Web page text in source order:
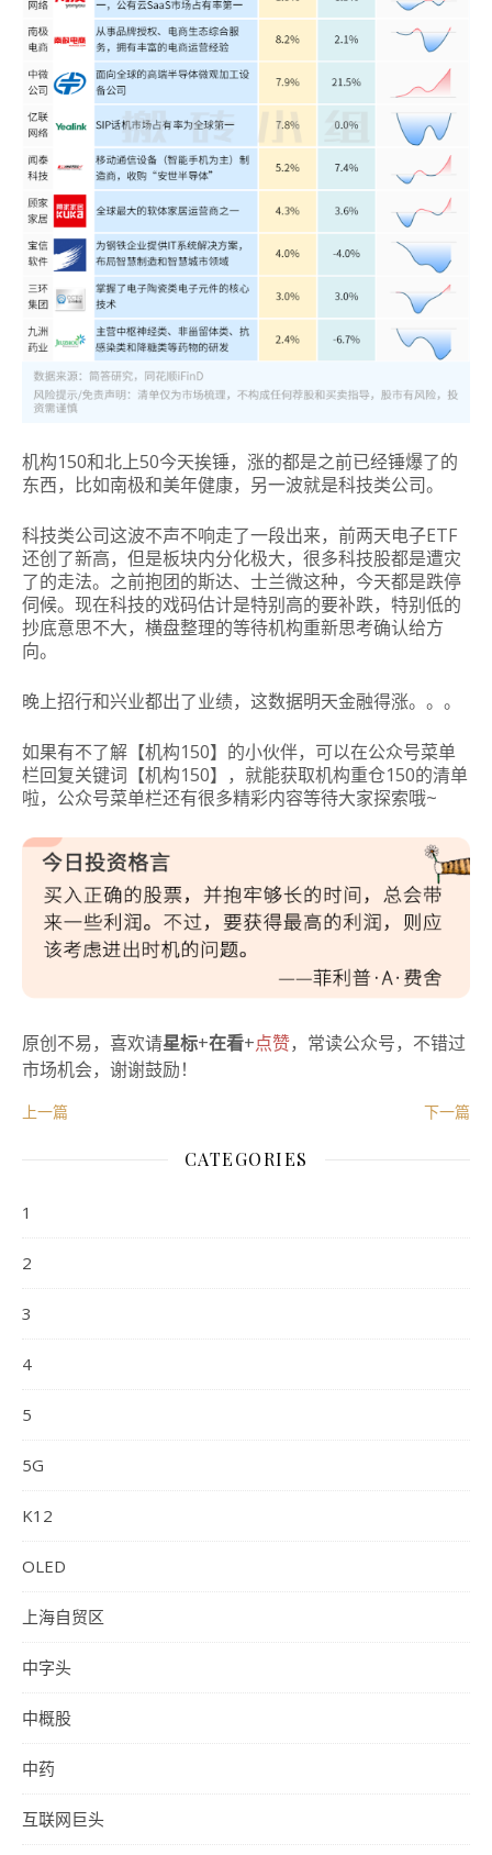
机构150和北上50今天挨锤，涨的都是之前已经锤爆了的
东西，比如南极和美年健康，另一波就是科技类公司。
科技类公司这波不声不响走了一段出来，前两天电子ETF
还创了新高，但是板块内分化极大，很多科技股都是遭灾
了的走法。之前抱团的斯达、士兰微这种，今天都是跌停
伺候。现在科技的戏码估计是特别高的要补跌，特别低的
抄底意思不大，横盘整理的等待机构重新思考确认给方
向。
晚上招行和兴业都出了业绩，这数据明天金融得涨。。。
如果有不了解【机构150】的小伙伴，可以在公众号菜单
栏回复关键词【机构150】，就能获取机构重仓150的清单
啦，公众号菜单栏还有很多精彩内容等待大家探索哦~
原创不易，喜欢请星标+在看+点赞，常读公众号，不错过
市场机会，谢谢鼓励！
上一篇 下一篇
CATEGORIES
1
2
3
4
5
5G
K12
OLED
上海自贸区
中字头
中概股
中药
互联网巨头